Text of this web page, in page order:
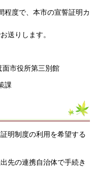
程度で、本市の宣誓証明カ
送りします。
市役所第三別館
課
明制度の利用を希望する
先の連携自治体で手続き